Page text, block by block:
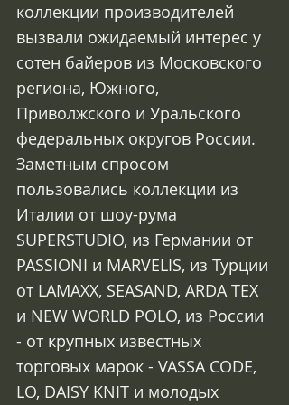
коллекции производителей
вызвали ожидаемый интерес у
сотен байеров из Московского
региона, Южного,
Приволжского и Уральского
федеральных округов России.
Заметным спросом
пользовались коллекции из
Италии от шоу-рума
SUPERSTUDIO, из Германии от
PASSIONI и MARVELIS, из Турции
от LAMAXX, SEASAND, ARDA TEX
и NEW WORLD POLO, из России
- от крупных известных
торговых марок - VASSA CODE,
LO, DAISY KNIT и молодых